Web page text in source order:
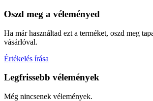
Oszd meg a véleményed
Ha már használtad ezt a terméket, oszd meg
vásárlóval.
Értékelés írása
Legfrissebb vélemények
Még nincsenek vélemények.